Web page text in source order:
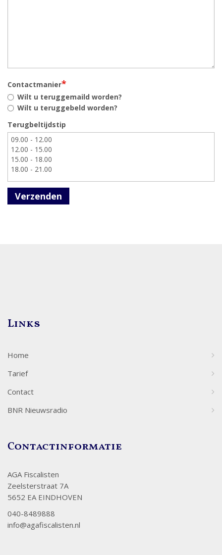
Contactmanier*
Wilt u teruggemaild worden?
Wilt u teruggebeld worden?
Terugbeltijdstip
Verzenden
Links
Home
Tarief
Contact
BNR Nieuwsradio
Contactinformatie
AGA Fiscalisten
Zeelsterstraat 7A
5652 EA EINDHOVEN
040-8489888
info@agafiscalisten.nl